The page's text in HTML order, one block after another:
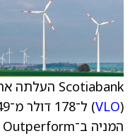
Scotiabank העלתה את
(VLO